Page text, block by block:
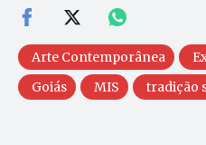
Arte Contemporânea
Goiás
MIS tradição